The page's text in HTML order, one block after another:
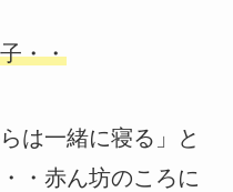
・・
は一緒に寝る」と
・赤ん坊のころに